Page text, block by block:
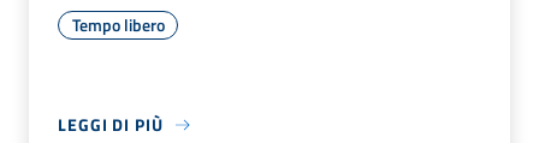
Tempo libero
LEGGI DI PIÙ